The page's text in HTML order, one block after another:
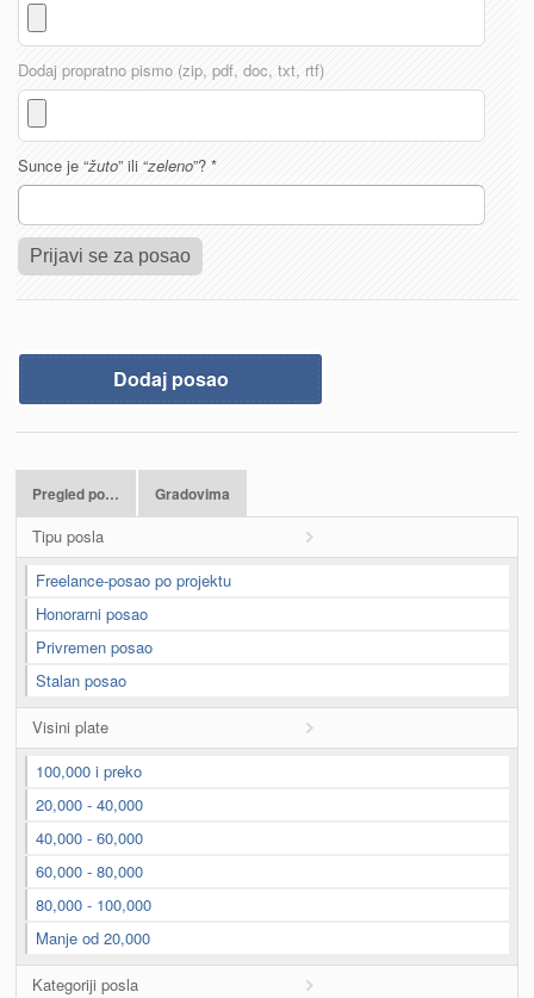
Dodaj propratno pismo (zip, pdf, doc, txt, rtf)
Sunce je “žuto” ili “zeleno”?*
Dodaj posao
Pregled po… Gradovima
Tipu posla
Freelance-posao po projektu
Honorarni posao
Privremen posao
Stalan posao
Visini plate
100,000 i preko
20,000 - 40,000
40,000 - 60,000
60,000 - 80,000
80,000 - 100,000
Manje od 20,000
Kategoriji posla